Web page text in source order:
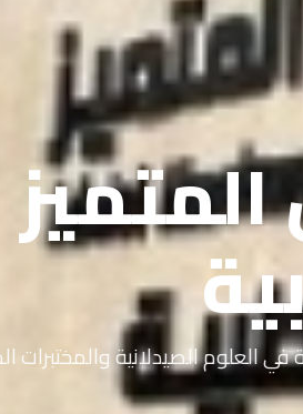
العلوم الصيدلانية والمختبرات